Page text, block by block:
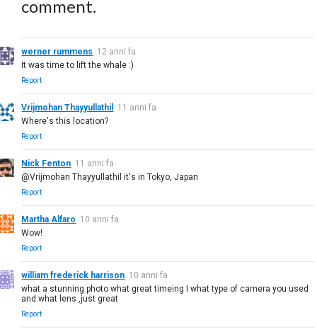
comment.
werner rummens 12 anni fa
It was time to lift the whale :)
Report
Vrijmohan Thayyullathil
11 anni fa
Where's this location?
Report
Nick Fenton 11 anni fa
@Vrijmohan Thayyullathil it's in Tokyo, Japan
Report
Martha Alfaro 10 anni fa
Wow!
Report
william frederick harrison 10 anni fa
what a stunning photo what great timeing I what type of camera you used
and what lens ,just great
Report